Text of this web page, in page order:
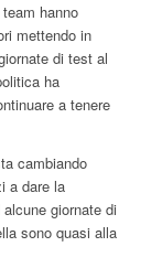
hanno
mettendo in
di test al
ha
a tenere
cambiando
a dare la
giornate di
sono quasi alla